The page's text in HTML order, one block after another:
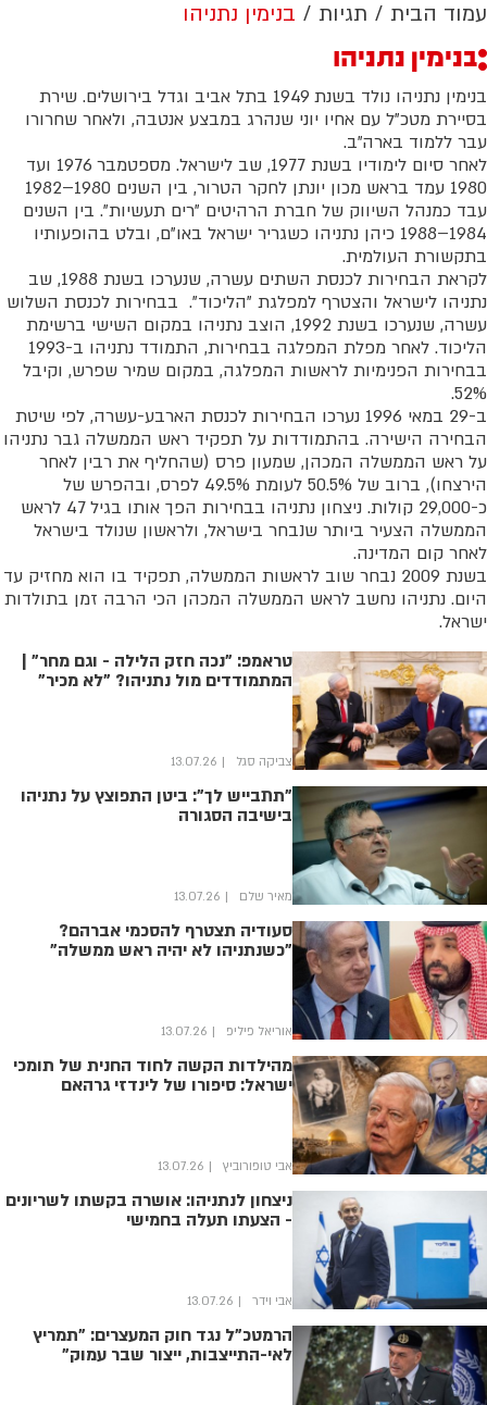
עמוד הבית תגיות בנימין נתניהו
בנימין נתניהו
בנימין נתניהו נולד בשנת 1949 בתל אביב וגדל בירושלים. שירת
בסיירת מטכ"ל עם אחיו יוני שנהרג במבצע אנטבה, ולאחר שחרורו
עבר ללמוד בארה"ב.
לאחר סיום לימודיו בשנת 1977, שב לישראל. מספטמבר 1976 ועד
1980 עמד בראש מכון יונתן לחקר הטרור, בין השנים 1980–1982
עבד כמנהל השיווק של חברת הרהיטים "רים תעשיות". בין השנים
1984–1988 כיהן נתניהו כשגריר ישראל באו"ם, ובלט בהופעותיו
בתקשורת העולמית.
לקראת הבחירות לכנסת השתים עשרה, שנערכו בשנת 1988, שב
נתניהו לישראל והצטרף למפלגת "הליכוד". בבחירות לכנסת השלוש
עשרה, שנערכו בשנת 1992, הוצב נתניהו במקום השישי ברשימת
הליכוד. לאחר מפלת המפלגה בבחירות, התמודד נתניהו ב-1993
בבחירות הפנימיות לראשות המפלגה, במקום שמיר שפרש, וקיבל
52%.
ב-29 במאי 1996 נערכו הבחירות לכנסת הארבע-עשרה, לפי שיטת
הבחירה הישירה. בהתמודדות על תפקיד ראש הממשלה גבר נתניהו
על ראש הממשלה המכהן, שמעון פרס (שהחליף את רבין לאחר
הירצחו), ברוב של 50.5% לעומת 49.5% לפרס, ובהפרש של
כ-29,000 קולות. ניצחון נתניהו בבחירות הפך אותו בגיל 47 לראש
הממשלה הצעיר ביותר שנבחר בישראל, ולראשון שנולד בישראל
לאחר קום המדינה.
בשנת 2009 נבחר שוב לראשות הממשלה, תפקיד בו הוא מחזיק עד
היום. נתניהו נחשב לראש הממשלה המכהן הכי הרבה זמן בתולדות
ישראל.
טראמפ: "נכה חזק הלילה - וגם מחר" |
המתמודדים מול נתניהו? "לא מכיר"
צביקה סגל 13.07.26
"תתבייש לך": ביטן התפוצץ על נתניהו
בישיבה הסגורה
מאיר שלם 13.07.26
סעודיה תצטרף להסכמי אברהם?
"כשנתניהו לא יהיה ראש ממשלה"
אוריאל פיליפ 13.07.26
מהילדות הקשה לחוד החנית של תומכי
ישראל: סיפורו של לינדזי גרהאם
אבי טופורוביץ 13.07.26
ניצחון לנתניהו: אושרה בקשתו לשריונים
- הצעתו תעלה בחמישי
אבי וידר 13.07.26
הרמטכ"ל נגד חוק המעצרים: "תמריץ
לאי-התייצבות, ייצור שבר עמוק"